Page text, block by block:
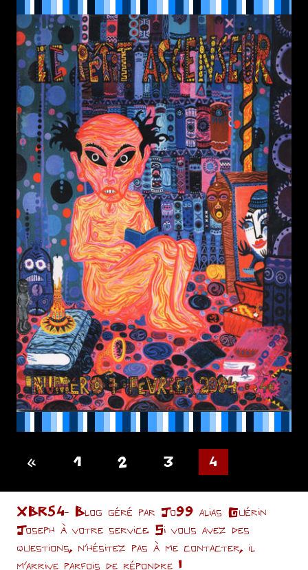
Pagination
des
publications
« Articles
1 2 3 4
XBR54- Blog géré par Jo99 alias Guérin
Joseph à votre service. Si vous avez des
questions, n’hésitez pas à me contacter, il
m'arrive parfois de répondre !